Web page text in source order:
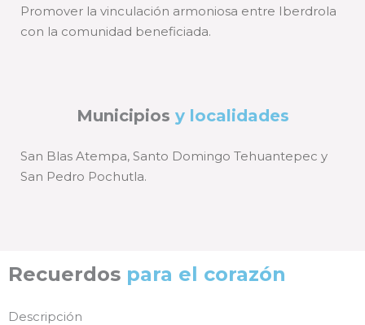
Promover la vinculación armoniosa entre Iberdrola
con la comunidad beneficiada.
Municipios y localidades
San Blas Atempa, Santo Domingo Tehuantepec y
San Pedro Pochutla.
Recuerdos para el corazón
Descripción